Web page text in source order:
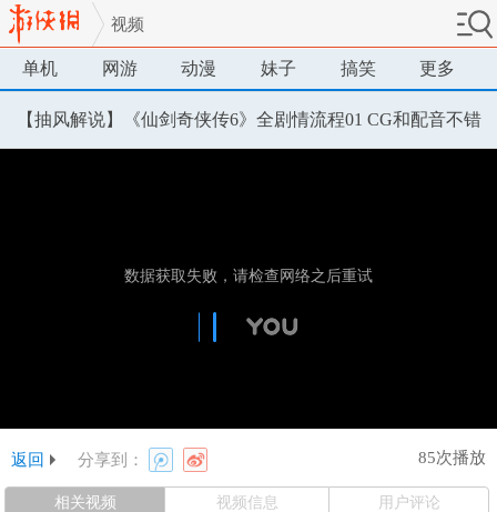
视频
单机 网游 动漫 妹子 搞笑 更多
【抽风解说】《仙剑奇侠传6》全剧情流程01 CG和配音不错
返回 分享到： 85次播放
相关视频 视频信息
用户评论